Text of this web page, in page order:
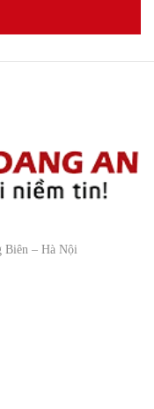
Biên – Hà Nội